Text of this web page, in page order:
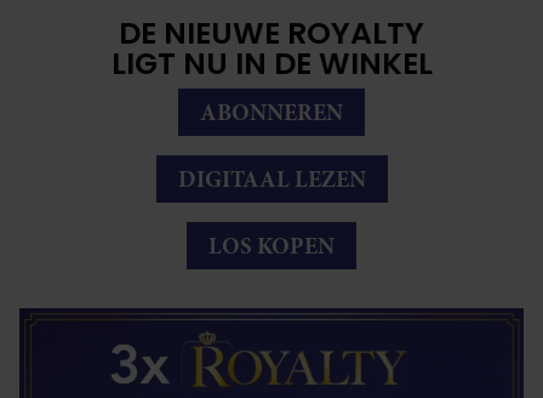
DE NIEUWE ROYALTY
LIGT NU IN DE WINKEL
ABONNEREN
DIGITAAL LEZEN
LOS KOPEN